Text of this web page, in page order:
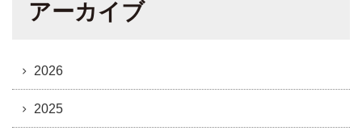
アーカイブ
2026
2025